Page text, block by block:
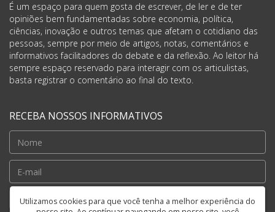
Utilizamos cookies para que você tenha a melhor experiência do
É um espaço para quem gosta de escrever, de ler e de ter
opiniões bem fundamentadas sobre economia, política,
ciências, inovação e outros temas que afetam o cotidiano das
pessoas, sempre por meio de artigos, notas, comentários e
informativos facilitadores do debate e da reflexão. Ao leitor há
sempre espaço reservado para interagir com os articulistas,
basta registrar o comentário ao final do texto.
RECEBA NOSSOS INFORMATIVOS
Cadastrar